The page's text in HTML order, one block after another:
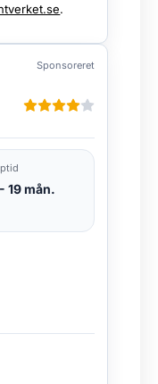
.
Sponsoreret
19 mån.